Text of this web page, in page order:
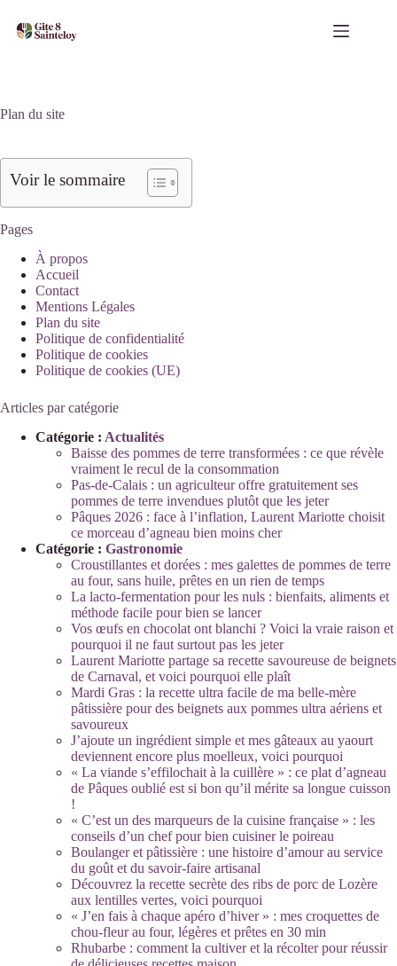
contenu
Plan du site
Voir le sommaire
Pages
À propos
Accueil
Contact
Mentions Légales
Plan du site
Politique de confidentialité
Politique de cookies
Politique de cookies (UE)
Articles par catégorie
Catégorie : Actualités
Baisse des pommes de terre transformées : ce que révèle
vraiment le recul de la consommation
Pas-de-Calais : un agriculteur offre gratuitement ses
pommes de terre invendues plutôt que les jeter
Pâques 2026 : face à l’inflation, Laurent Mariotte choisit
ce morceau d’agneau bien moins cher
Catégorie : Gastronomie
Croustillantes et dorées : mes galettes de pommes de terre
au four, sans huile, prêtes en un rien de temps
La lacto-fermentation pour les nuls : bienfaits, aliments et
méthode facile pour bien se lancer
Vos œufs en chocolat ont blanchi ? Voici la vraie raison et
pourquoi il ne faut surtout pas les jeter
Laurent Mariotte partage sa recette savoureuse de beignets
de Carnaval, et voici pourquoi elle plaît
Mardi Gras : la recette ultra facile de ma belle-mère
pâtissière pour des beignets aux pommes ultra aériens et
savoureux
J’ajoute un ingrédient simple et mes gâteaux au yaourt
deviennent encore plus moelleux, voici pourquoi
« La viande s’effilochait à la cuillère » : ce plat d’agneau
de Pâques oublié est si bon qu’il mérite sa longue cuisson
!
« C’est un des marqueurs de la cuisine française » : les
conseils d’un chef pour bien cuisiner le poireau
Boulanger et pâtissière : une histoire d’amour au service
du goût et du savoir-faire artisanal
Découvrez la recette secrète des ribs de porc de Lozère
aux lentilles vertes, voici pourquoi
« J’en fais à chaque apéro d’hiver » : mes croquettes de
chou-fleur au four, légères et prêtes en 30 min
Rhubarbe : comment la cultiver et la récolter pour réussir